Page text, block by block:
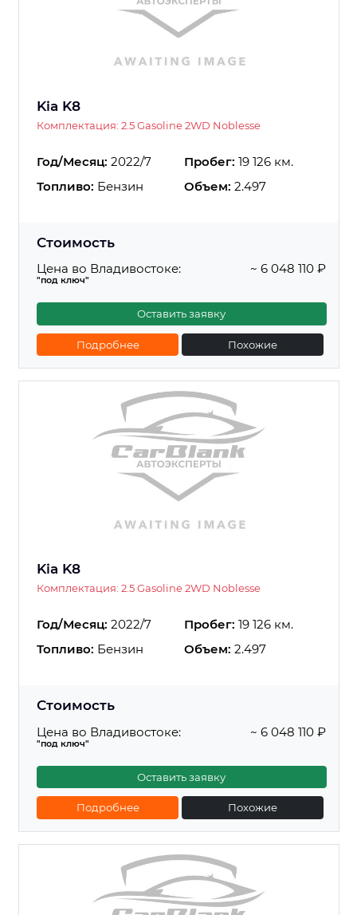
Kia K8
Комплектация: 2.5 Gasoline 2WD Noblesse
Год/Месяц: 2022/7 Пробег: 19 126 км.
Топливо: Бензин Объем: 2.497
Стоимость
Цена во Владивостоке:
"под ключ"
~ 6 048 110 ₽
Оставить заявку
Подробнее Похожие
Kia K8
Комплектация: 2.5 Gasoline 2WD Noblesse
Год/Месяц: 2022/7 Пробег: 19 126 км.
Топливо: Бензин Объем: 2.497
Стоимость
Цена во Владивостоке:
"под ключ"
~ 6 048 110 ₽
Оставить заявку
Подробнее Похожие